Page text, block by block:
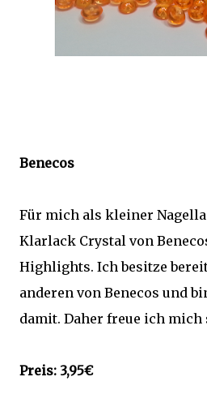
Benecos
Für mich als kleiner
Klarlack Crystal von
Highlights. Ich besitze
anderen von Benecos und
damit. Daher freue ich mich
Preis: 3,95€